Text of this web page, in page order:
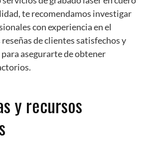
te recomendamos investigar
con experiencia en el
de clientes satisfechos y
asegurarte de obtener
y recursos